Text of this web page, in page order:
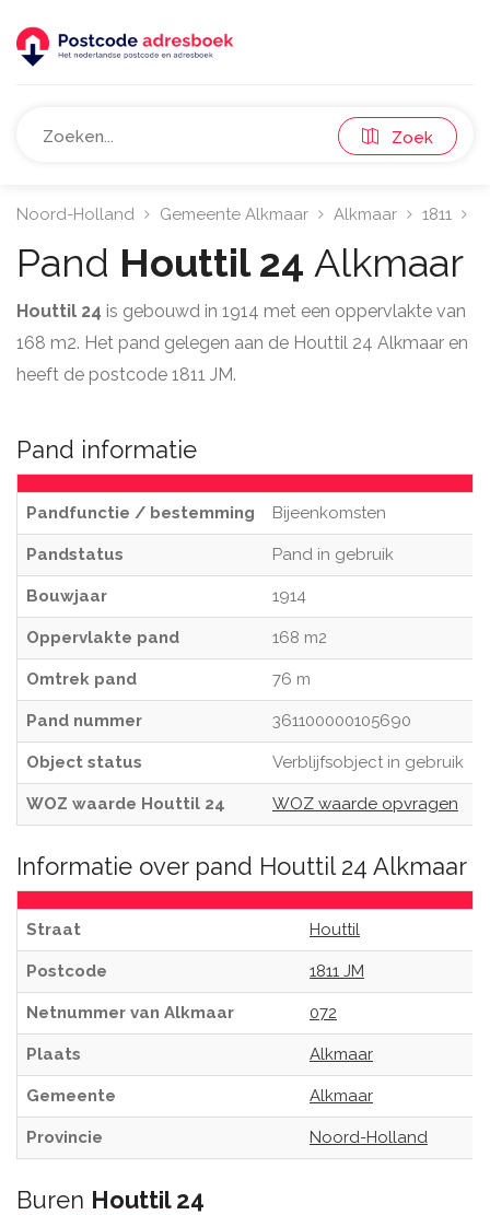
Zoek
Noord-Holland Gemeente Alkmaar Alkmaar 1811
Pand Houttil 24 Alkmaar
Houttil 24 is gebouwd in 1914 met een oppervlakte van
168 m2. Het pand gelegen aan de Houttil 24 Alkmaar en
heeft de postcode 1811 JM.
Pand informatie
Pandfunctie / bestemming Bijeenkomsten
Pandstatus Pand in gebruik
Bouwjaar 1914
Oppervlakte pand 168 m2
Omtrek pand 76 m
Pand nummer 361100000105690
Object status Verblijfsobject in gebruik
WOZ waarde Houttil 24 WOZ waarde opvragen
Informatie over pand Houttil 24 Alkmaar
Straat Houttil
Postcode 1811 JM
Netnummer van Alkmaar 072
Plaats Alkmaar
Gemeente Alkmaar
Provincie Noord-Holland
Buren Houttil 24